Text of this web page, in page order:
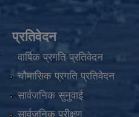
प्रतिवेदन
वार्षिक प्रगति प्रतिवेदन
चौमासिक प्रगति प्रतिवेदन
सार्वजनिक सुनुवाई
सार्वजनिक परीक्षण